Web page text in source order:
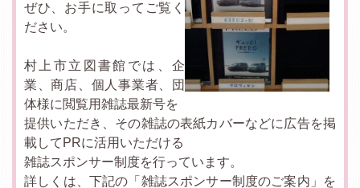
ぜひ、お手に取ってご覧く
ださい。
村上市立図書館では、企
業、商店、個人事業者、団
体様に閲覧用雑誌最新号を
提供いただき、その雑誌の表紙カバーなどに広告を掲
載してPRに活用いただける
雑誌スポンサー制度を行っています。
詳しくは、下記の「雑誌スポンサー制度のご案内」を